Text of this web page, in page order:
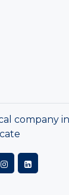
company